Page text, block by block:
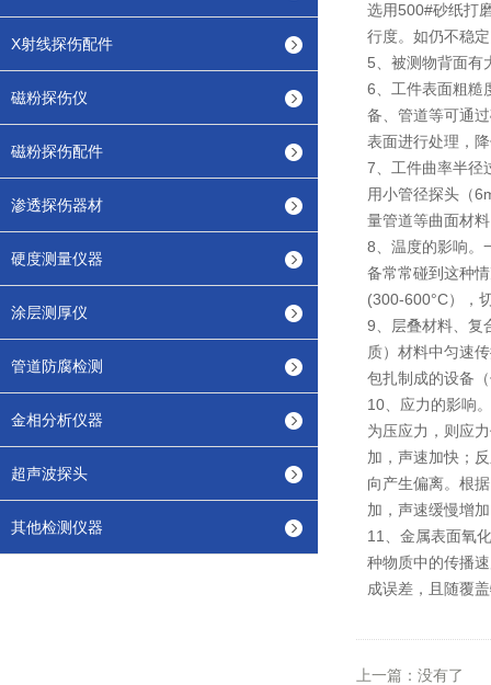
X射线探伤配件
磁粉探伤仪
磁粉探伤配件
渗透探伤器材
硬度测量仪器
涂层测厚仪
管道防腐检测
金相分析仪器
超声波探头
其他检测仪器
选用500#砂纸打
行度。如仍不稳
5、被测物背面有
6、工件表面粗糙
备、管道等可通
表面进行处理，
7、工件曲率半径
用小管径探头（
量管道等曲面材
8、温度的影响。
备常常碰到这种
(300-600°C），
9、层叠材料、复
质）材料中匀速
包扎制成的设备
10、应力的影响
为压应力，则应
加，声速加快；
向产生偏离。根
加，声速缓慢增
11、金属表面氧
种物质中的传播
成误差，且随覆
上一篇：没有了